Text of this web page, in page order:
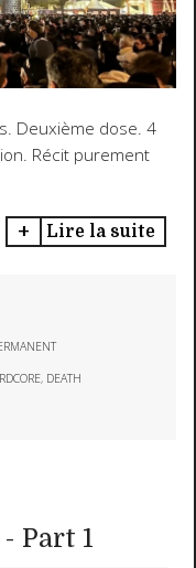
Deuxième dose. 4
Récit purement
Lire la suite
, DEATH
Part 1